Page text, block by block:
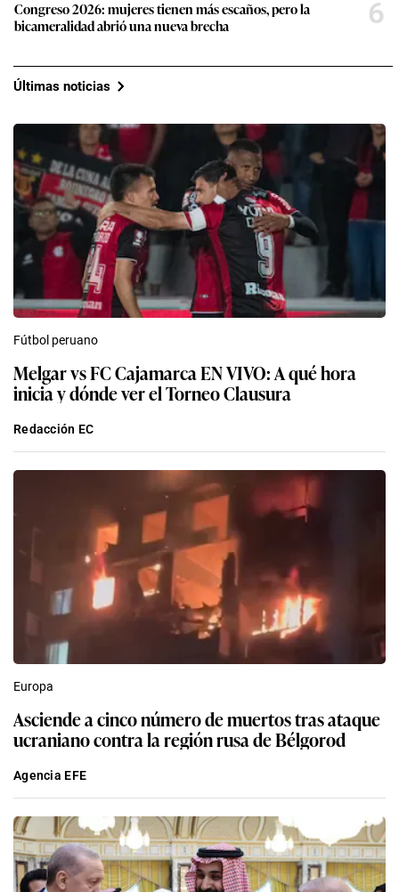
Congreso 2026: mujeres tienen más escaños, pero la
bicameralidad abrió una nueva brecha
6
Últimas noticias
Fútbol peruano
Melgar vs FC Cajamarca EN VIVO: A qué hora
inicia y dónde ver el Torneo Clausura
Redacción EC
Europa
Asciende a cinco número de muertos tras ataque
ucraniano contra la región rusa de Bélgorod
Agencia EFE